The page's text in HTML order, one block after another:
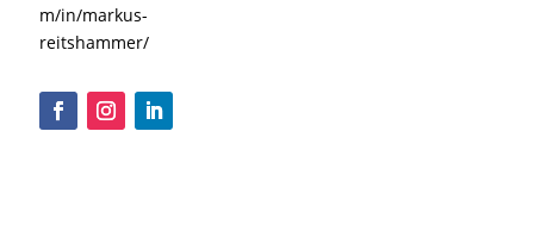
m/in/markus-
reitshammer/